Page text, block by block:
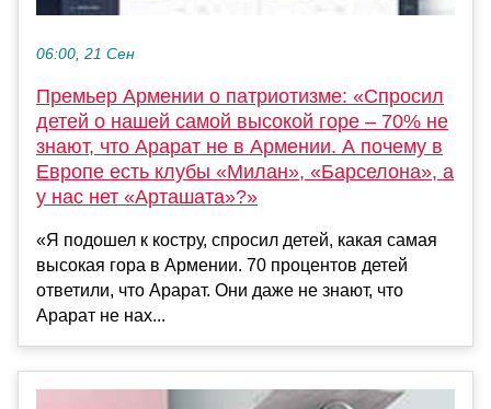
06:00, 21 Сен
Премьер Армении о патриотизме: «Спросил
детей о нашей самой высокой горе – 70% не
знают, что Арарат не в Армении. А почему в
Европе есть клубы «Милан», «Барселона», а
у нас нет «Арташата»?»
«Я подошел к костру, спросил детей, какая самая
высокая гора в Армении. 70 процентов детей
ответили, что Арарат. Они даже не знают, что
Арарат не нах...